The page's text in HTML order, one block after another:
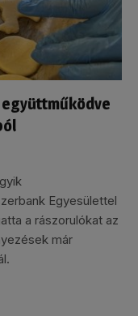
Egyesülettel
a rászorulókat az
már